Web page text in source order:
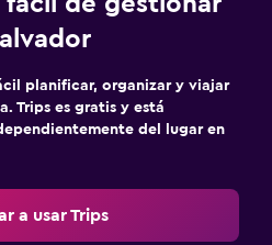
planificar, organizar y viajar
Trips es gratis y está
del lugar en
a usar Trips